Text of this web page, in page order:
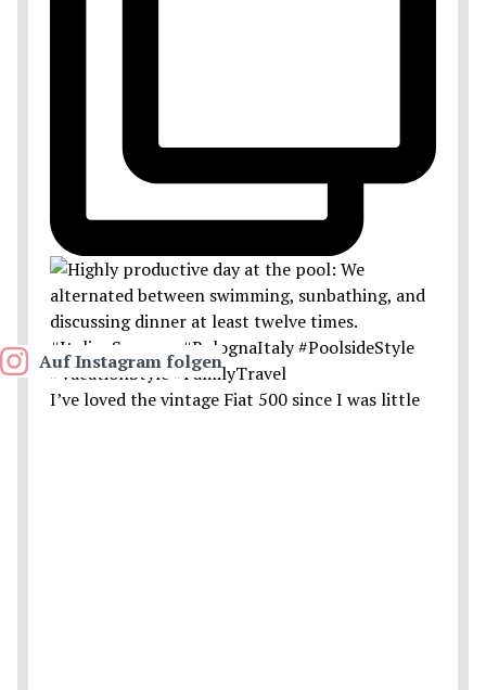
I’ve loved the vintage Fiat 500 since I was little
Auf Instagram folgen